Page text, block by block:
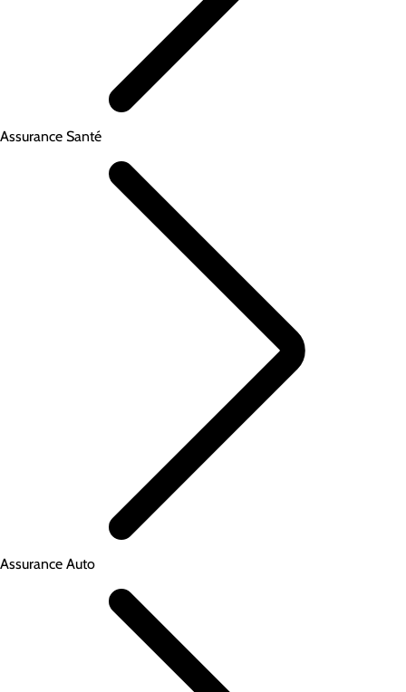
Assurance Santé
Assurance Auto